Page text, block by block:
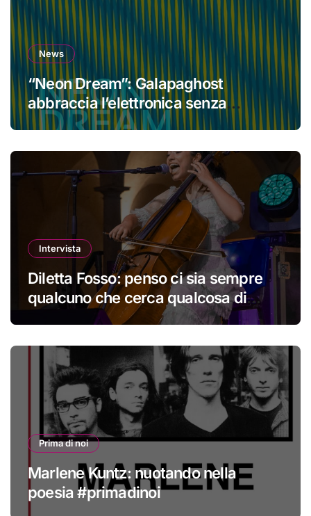
News
“Neon Dream”: Galapaghost
abbraccia l’elettronica senza
perdere la propria identità
Intervista
Diletta Fosso: penso ci sia sempre
qualcuno che cerca qualcosa di
Prima di noi
Marlene Kuntz: nuotando nella
poesia #primadinoi